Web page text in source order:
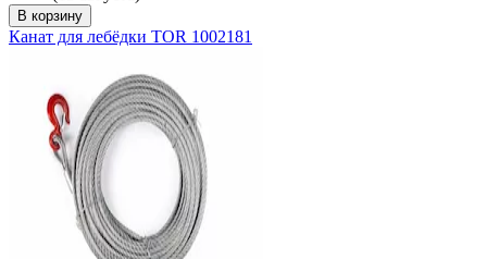
В корзину
Канат для лебёдки TOR 1002181